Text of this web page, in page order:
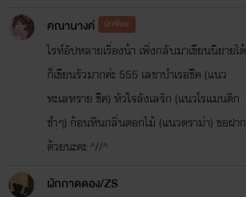
คณานางค์ นักเขียน
ไรท์อัปหลายเรื่องน้า เพิ่งกลับมาเขียนนิยายได้
ก็เขียนรัวมากค่ะ 555 เลขาบำเรอชีค (แนว
ทะเลทราย ชีค) หัวใจลังเลรัก (แนวโรแมนติก
ขำๆ) ก้อนหินกลิ่นดอกไม้ (แนวดราม่า) ขอฝาก
ด้วยนะคะ ^//^
ผักกาดดอง/ZS